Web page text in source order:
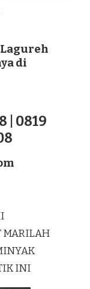
KELAPA
MURNI
di
| 0819
MARILAH
INI